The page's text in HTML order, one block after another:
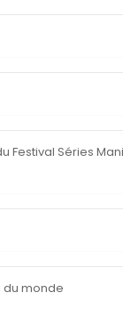
Festival Séries
du monde